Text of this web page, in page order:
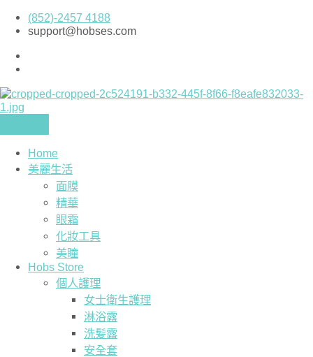
Skip
(852)-2457 4188
support@hobses.com
Home
美麗生活
面膜
精華
眼霜
化妝工具
美瞳
Hobs Store
個人護理
女士衛生護理
淋浴露
洗髪露
安全套